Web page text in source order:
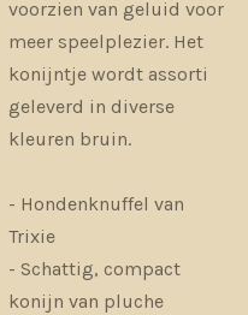
voorzien van geluid voor
meer speelplezier. Het
konijntje wordt assorti
geleverd in diverse
kleuren bruin.
- Hondenknuffel van
Trixie
- Schattig, compact
konijn van pluche